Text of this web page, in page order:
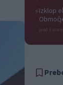
⚡Izklop
pred 3